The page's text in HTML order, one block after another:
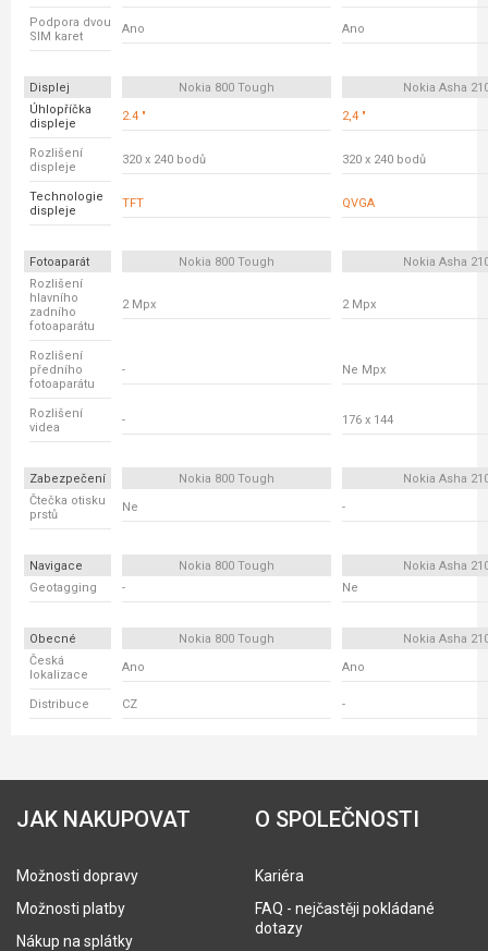
Podpora dvou
SIM karet
Ano Ano
Displej Nokia 800 Tough
Nokia Asha
Úhlopříčka
displeje
2.4 " 2,4 "
Rozlišení
displeje
320 x 240 bodů 320 x 240 bodů
Technologie
displeje
TFT QVGA
Fotoaparát Nokia 800 Tough
Nokia Asha
Rozlišení
hlavního
zadního
fotoaparátu
2 Mpx 2 Mpx
Rozlišení
předního
fotoaparátu
- Ne Mpx
Rozlišení
videa
- 176 x 144
Zabezpečení Nokia 800 Tough
Nokia Asha
Čtečka otisku
prstů
Ne -
Navigace Nokia 800 Tough
Nokia Asha
Geotagging
- Ne
Obecné Nokia 800 Tough
Nokia Asha
Česká
lokalizace
Ano Ano
Distribuce CZ -
JAK NAKUPOVAT
Možnosti dopravy
Možnosti platby
Nákup na splátky
O SPOLEČNOSTI
Kariéra
FAQ - nejčastěji pokládané
dotazy